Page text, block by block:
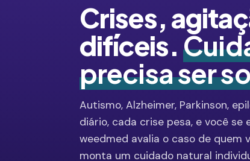
Crises,
difíceis.
precisa ser
Autismo, Alzheimer, Parkinson,
diário, cada crise pesa, e você se
weedmed avalia o caso de quem
monta um cuidado natural